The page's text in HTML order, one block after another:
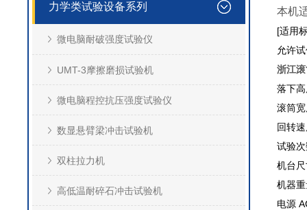
力学类试验设备系列
微电脑耐破强度试验仪
UMT-3摩擦磨损试验机
微电脑程控抗压强度试验仪
数显悬臂梁冲击试验机
双柱拉力机
高低温耐碎石冲击试验机
本机
[适用
允许
浙江
落下
滚筒
回转
试验
机台
机器
电源